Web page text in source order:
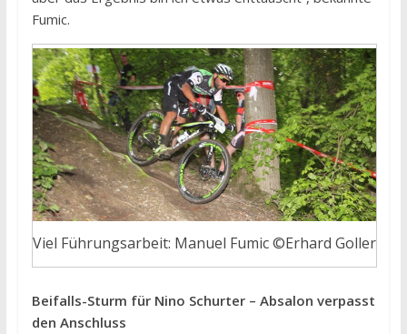
Fumic.
Viel Führungsarbeit: Manuel Fumic ©Erhard Goller
Beifalls-Sturm für Nino Schurter – Absalon verpasst
den Anschluss